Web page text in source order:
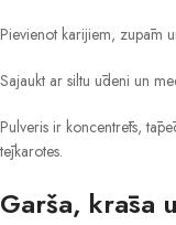
Pievienot karijiem, zupām
Sajaukt ar siltu ūdeni un
Pulveris ir koncentrēts,
tējkarotes.
Garša, krāsa